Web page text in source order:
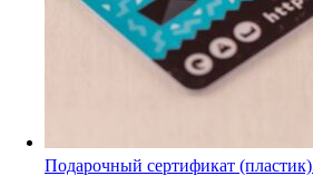
Подарочный сертификат (пластик)